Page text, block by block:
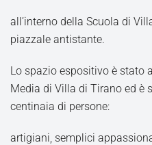
all’interno della Scuola di
piazzale antistante.
Lo spazio espositivo è stato
Media di Villa di Tirano ed è
centinaia di persone:
artigiani, semplici